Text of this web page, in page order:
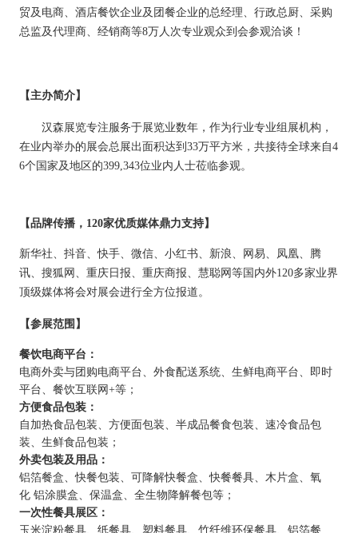
贸及电商、酒店餐饮企业及团餐企业的总经理、行政总厨、采购
总监及代理商、经销商等8万人次专业观众到会参观洽谈！
【主办简介】
汉森展览专注服务于展览业数年，作为行业专业组展机构，
在业内举办的展会总展出面积达到 33万平方米，共接待全球来自4
6个国家及地区的399,343位业内人士莅临参观。
【品牌传播， 120家优质媒体鼎力支持】
新华社、抖音、快手、微信、小红书、新浪、网易、凤凰、腾
讯、搜狐网、重庆日报、重庆商报、慧聪网等国内外120多家业界
顶级媒体将会对展会进行全方位报道。
【参展范围】
餐饮电商平台：
电商外卖与团购电商平台、外食配送系统、生鲜电商平台、即时
平台、餐饮互联网 +等；
方便食品包装：
自加热食品包装、方便面包装、半成品餐食包装、速冷食品包
装、生鲜食品包装；
外卖包装及用品：
铝箔餐盒、快餐包装、可降解快餐盒、快餐餐具、木片盒、氧
化 铝涂膜盒、保温盒、全生物降解餐包等；
一次性餐具展区：
玉米淀粉餐具、纸餐具、塑料餐具、竹纤维环保餐具、铝箔餐